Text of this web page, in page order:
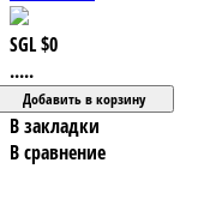
SGL$0
.....
В закладки
В сравнение